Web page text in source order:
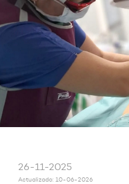
26-11-2025
Actualizado: 10-06-2026